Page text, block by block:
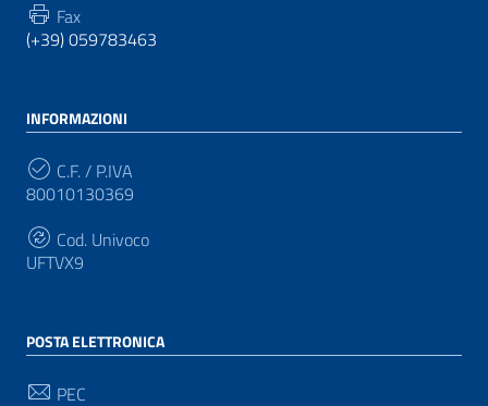
Fax
(+39) 059783463
INFORMAZIONI
C.F. / P.IVA
80010130369
Cod. Univoco
UFTVX9
POSTA ELETTRONICA
PEC